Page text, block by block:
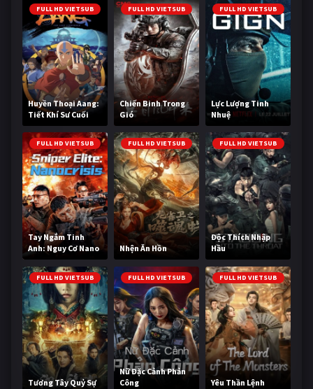
FULL HD VIETSUB
Huyền Thoại Aang:
Tiết Khí Sư Cuối
Cùng
FULL HD VIETSUB
Chiến Binh Trong
Gió
FULL HD VIETSUB
Lực Lượng Tinh
Nhuệ
FULL HD VIETSUB
Tay Ngắm Tinh
Anh: Nguy Cơ Nano
FULL HD VIETSUB
Nhện Ăn Hồn
FULL HD VIETSUB
Độc Thích Nhập
Hầu
FULL HD VIETSUB
Tương Tây Quỷ Sự
FULL HD VIETSUB
Nữ Đặc Cảnh Phản
Công
FULL HD VIETSUB
Yêu Thần Lệnh